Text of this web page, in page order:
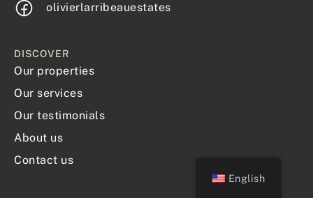
olivierlarribeauestates
DISCOVER
Our properties
Our services
Our testimonials
About us
Contact us
English